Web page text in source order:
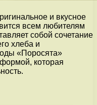
и вкусное
всем любителям
собой сочетание
хлеба и
«Поросята»
которая